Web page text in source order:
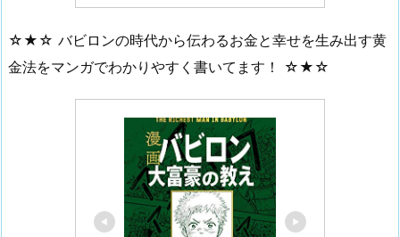
☆★☆ バビロンの時代から伝わるお金と幸せを生み出す黄
金法をマンガでわかりやすく書いてます！ ☆★☆